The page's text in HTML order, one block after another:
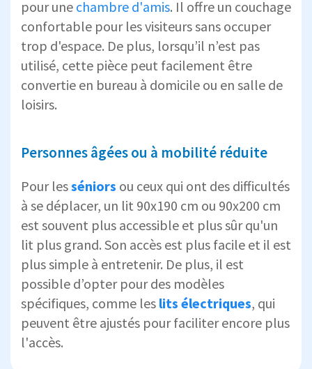
pour une chambre d'amis. Il offre un couchage
confortable pour les visiteurs sans occuper
trop d'espace. De plus, lorsqu’il n’est pas
utilisé, cette pièce peut facilement être
convertie en bureau à domicile ou en salle de
loisirs.
Personnes âgées ou à mobilité réduite
Pour lesséniors ou ceux qui ont des difficultés
à se déplacer, un lit 90x190 cm ou 90x200 cm
est souvent plus accessible et plus sûr qu'un
lit plus grand. Son accès est plus facile et il est
plus simple à entretenir. De plus, il est
possible d’opter pour des modèles
spécifiques, comme les lits électriques, qui
peuvent être ajustés pour faciliter encore plus
l'accès.